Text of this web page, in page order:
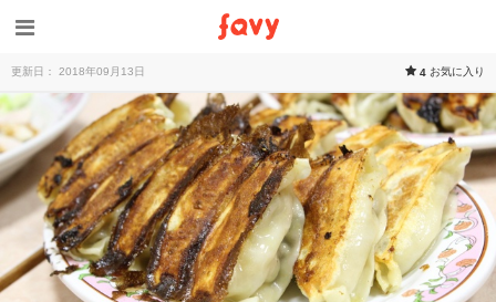
更新日： 2018年09月13日 4 お気に入り